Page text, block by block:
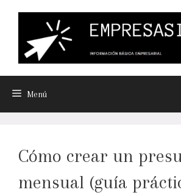
Menú
Cómo crear un
mensual (guía